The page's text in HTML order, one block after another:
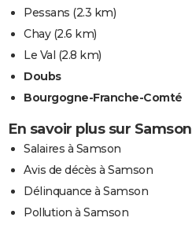
Pessans (2.3 km)
Chay(2.6 km)
Le Val (2.8 km)
Doubs
Bourgogne-Franche-Comté
En savoir plus sur Samson
Salaires à Samson
Avis de décès à Samson
Délinquance à Samson
Pollution à Samson